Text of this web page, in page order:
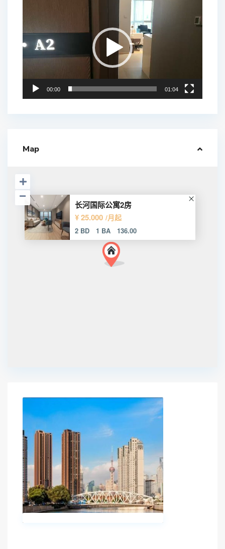
放
器
00:00 01:04
Map
长河国际公寓2房
¥ 25.000 /月起
2 BD 1 BA 136.00